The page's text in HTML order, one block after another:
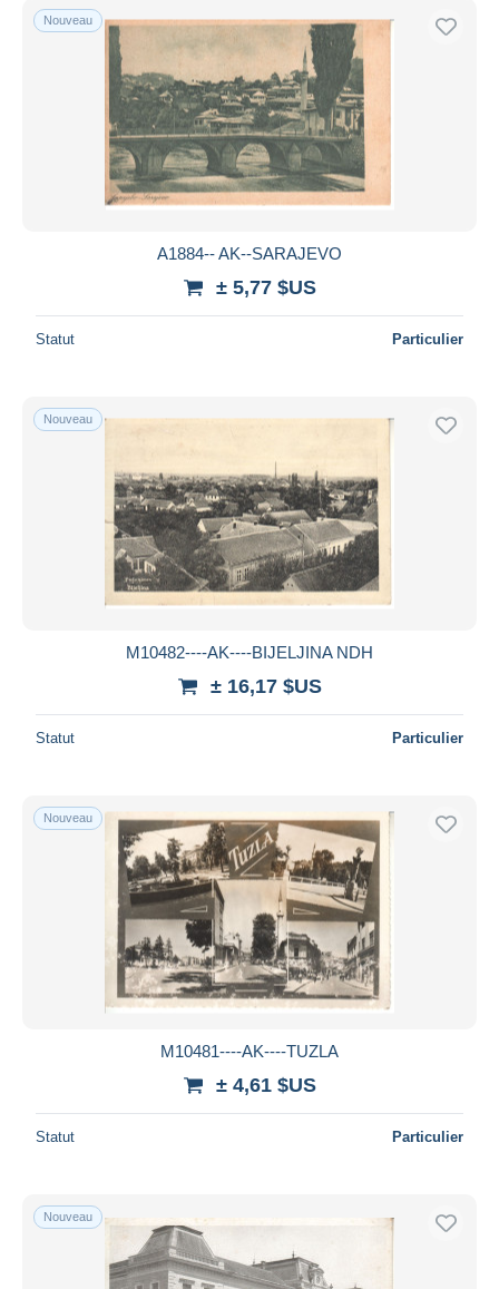
Nouveau
A1884-- AK--SARAJEVO
± 5,77 $US
Statut Particulier
Nouveau
M10482----AK----BIJELJINA NDH
± 16,17 $US
Statut Particulier
Nouveau
M10481----AK----TUZLA
± 4,61 $US
Statut Particulier
Nouveau